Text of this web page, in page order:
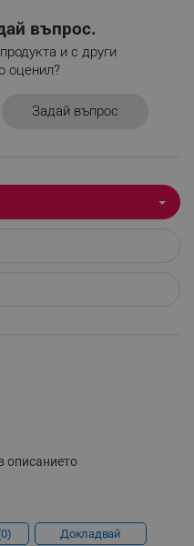
въпрос.
и с други
оценил?
Задай въпрос
описанието
0 Докладвай
.alleop.bg
.alleop.bg